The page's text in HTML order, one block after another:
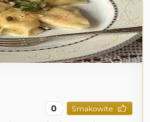
0 Smakowite